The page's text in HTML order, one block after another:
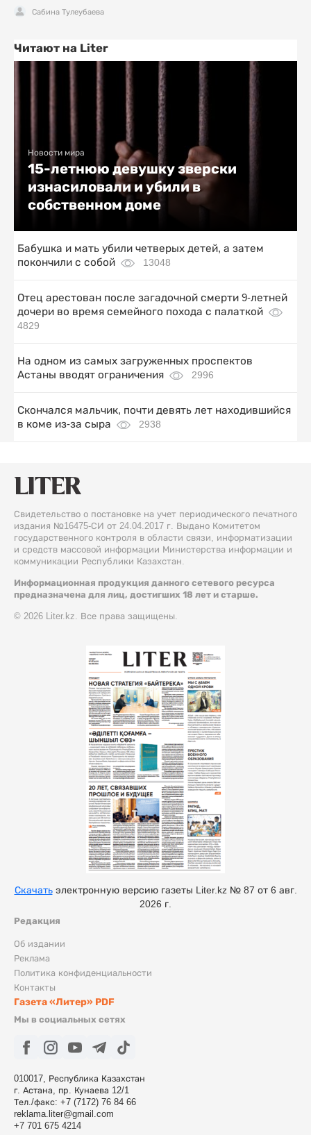
Сабина Тулеубаева
Читают на Liter
Новости мира
15-летнюю девушку зверски
изнасиловали и убили в
собственном доме
Бабушка и мать убили четверых детей, а затем
покончили с собой
13048
Отец арестован после загадочной смерти 9-летней
дочери во время семейного похода с палаткой
4829
На одном из самых загруженных проспектов
Астаны вводят ограничения
2996
Скончался мальчик, почти девять лет находившийся
в коме из-за сыра
2938
Свидетельство о постановке на учет периодического печатного
издания №16475-СИ от 24.04.2017 г. Выдано Комитетом
государственного контроля в области связи, информатизации
и средств массовой информации Министерства информации и
коммуникации Республики Казахстан.
Информационная продукция данного сетевого ресурса
предназначена для лиц, достигших 18 лет и старше.
© 2026 Liter.kz. Все права защищены.
Редакция
Об издании
Реклама
Политика конфиденциальности
Контакты
Газета «Литер» PDF
Мы в социальных сетях
010017, Республика Казахстан
г. Астана, пр. Кунаева 12/1
Тел./факс: +7 (7172) 76 84 66
reklama.liter@gmail.com
+7 701 675 4214
Скачатьэлектронную версию газеты Liter.kz № 87 от 6 авг.
2026 г.